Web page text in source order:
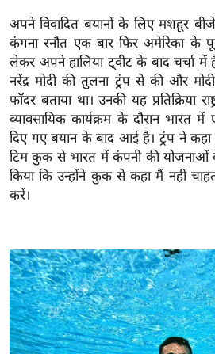
त
वि
शे
ष
ज्ञ
रा
य
ब
खे
ल
क्रि
के
ट
अपने विवादित बयानों के लिए मशहूर
कंगना रनौत एक बार फिर अमेरिका के पूर्व
लेकर अपने हालिया ट्वीट के बाद चर्चा में
नरेंद्र मोदी की तुलना ट्रंप से की और
फॉदर बताया था। उनकी यह प्रतिक्रिया
व्यावसायिक कार्यक्रम के दौरान भारत
दिए गए बयान के बाद आई है। ट्रंप ने
टिम कुक से भारत में कंपनी की योजनाओं
किया कि उन्होंने कुक से कहा मैं नहीं
करें।